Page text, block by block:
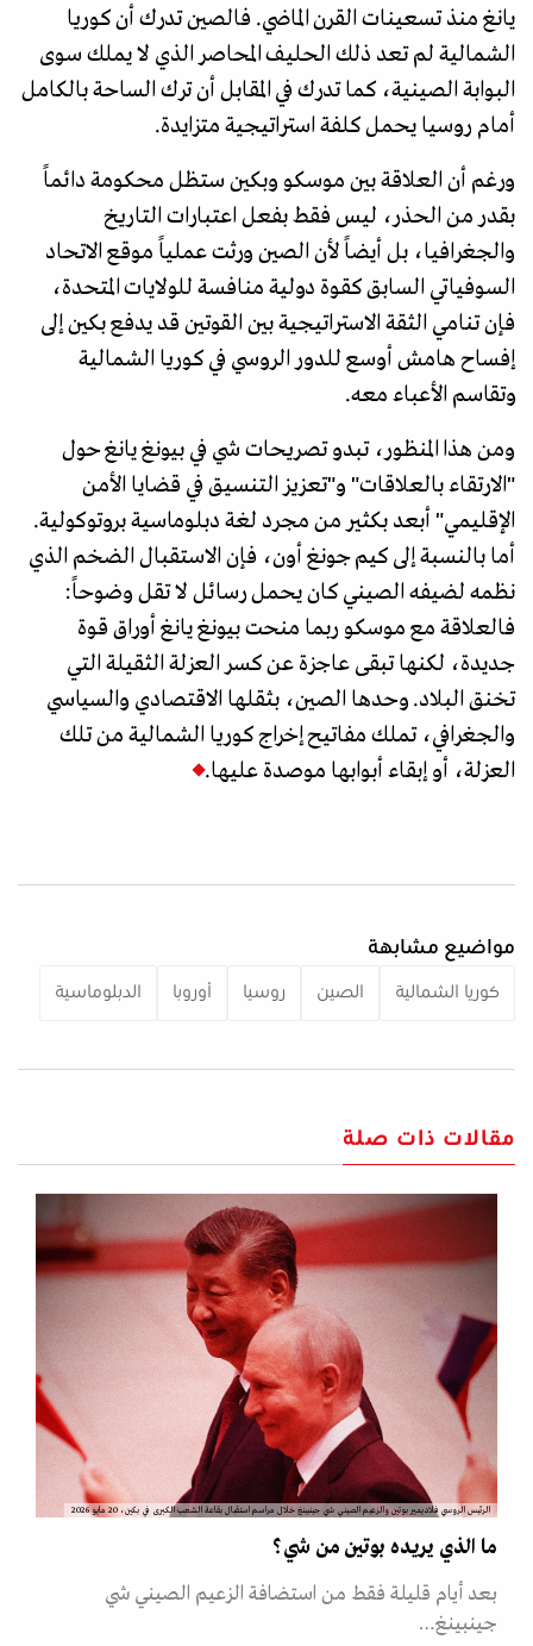
يانغ منذ تسعينات القرن الماضي. فالصين تدرك أن كوريا
الشمالية لم تعد ذلك الحليف المحاصر الذي لا يملك سوى
البوابة الصينية، كما تدرك في المقابل أن ترك الساحة بالكامل
أمام روسيا يحمل كلفة استراتيجية متزايدة.
ورغم أن العلاقة بين موسكو وبكين ستظل محكومة دائماً
بقدر من الحذر، ليس فقط بفعل اعتبارات التاريخ
والجغرافيا، بل أيضاً لأن الصين ورثت عملياً موقع الاتحاد
السوفياتي السابق كقوة دولية منافسة للولايات المتحدة،
فإن تنامي الثقة الاستراتيجية بين القوتين قد يدفع بكين إلى
إفساح هامش أوسع للدور الروسي في كوريا الشمالية
وتقاسم الأعباء معه.
ومن هذا المنظور، تبدو تصريحات شي في بيونغ يانغ حول
"الارتقاء بالعلاقات" و"تعزيز التنسيق في قضايا الأمن
الإقليمي" أبعد بكثير من مجرد لغة دبلوماسية بروتوكولية.
أما بالنسبة إلى كيم جونغ أون، فإن الاستقبال الضخم الذي
نظمه لضيفه الصيني كان يحمل رسائل لا تقل وضوحاً:
فالعلاقة مع موسكو ربما منحت بيونغ يانغ أوراق قوة
جديدة، لكنها تبقى عاجزة عن كسر العزلة الثقيلة التي
تخنق البلاد. وحدها الصين، بثقلها الاقتصادي والسياسي
والجغرافي، تملك مفاتيح إخراج كوريا الشمالية من تلك
العزلة، أو إبقاء أبوابها موصدة عليها.
مواضيع مشابهة
كوريا الشمالية الصين روسيا أوروبا الدبلوماسية
مقالات ذات صلة
الرئيس الروسي فلاديمير بوتين والزعيم الصيني شي جينبينغ خلال مراسم استقبال بقاعة الشعب الكبرى في بكين، 20 مايو 2026
ما الذي يريده بوتين من شي؟
بعد أيام قليلة فقط من استضافة الزعيم الصيني شي
جينبينغ…